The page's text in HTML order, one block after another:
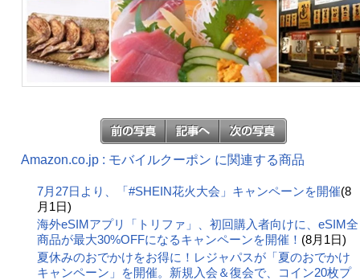
Amazon.co.jp : モバイルクーポン に関連する商品
7月27日より、「#SHEIN花火大会」キャンペーンを開催(8
月1日)
海外eSIMアプリ「トリファ」、初回購入者向けに、eSIM全
商品が最大30%OFFになるキャンペーンを開催！ (8月1日)
夏休みのおでかけをお得に！レジャパスが「夏のおでかけ
キャンペーン」を開催。新規入会＆復会で、コイン20枚プ